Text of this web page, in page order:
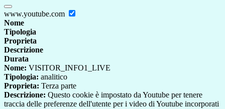
www.youtube.com
Nome
Tipologia
Proprieta
Descrizione
Durata
Nome: VISITOR_INFO1_LIVE
Tipologia: analitico
Proprieta: Terza parte
Descrizione: Questo cookie è impostato da Youtube per tenere
traccia delle preferenze dell'utente per i video di Youtube incorporati